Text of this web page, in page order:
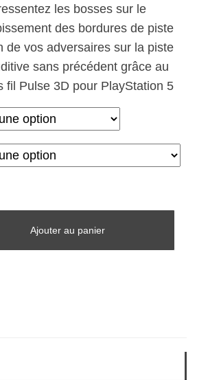
les bosses sur le
des bordures de piste
de vos adversaires sur la piste
sans précédent grâce au
fil Pulse 3D pour PlayStation 5
Ajouter au panier